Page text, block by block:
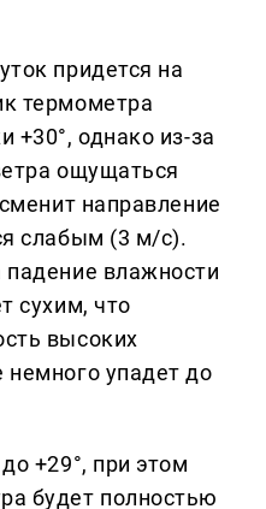
придется на
термометра
+30°, однако из-за
ощущаться
направление
слабым (3 м/с).
влажности
сухим, что
высоких
упадет до
+29°, при этом
будет полностью